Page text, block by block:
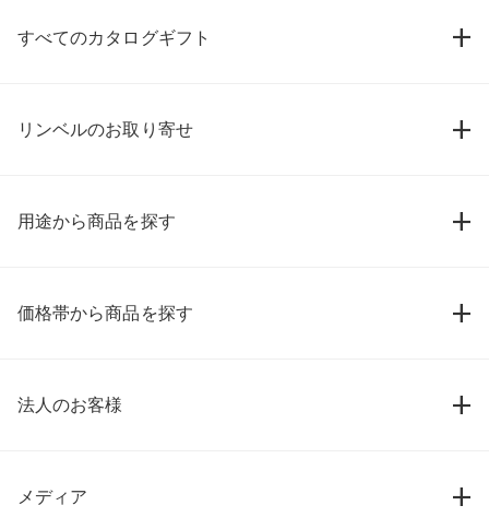
すべてのカタログギフト
リンベルのお取り寄せ
用途から商品を探す
価格帯から商品を探す
法人のお客様
メディア